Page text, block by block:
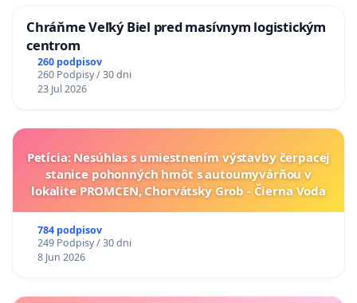
Chráňme Veľký Biel pred masívnym logistickým
centrom
260 podpisov
260 Podpisy / 30 dni
23 Jul 2026
Petícia: Nesúhlas s umiestnením výstavby čerpacej
stanice pohonných hmôt s autoumyvárňou v
lokalite PROMCEN, Chorvátsky Grob - Čierna Voda
784 podpisov
249 Podpisy / 30 dni
8 Jun 2026